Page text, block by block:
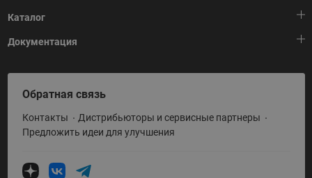
Каталог
Тепловая автоматика
Холодильная техника
Приводная техника
Промышленная автоматика
Теплообменное оборудование
Документация
HeatPlatform (Тепловая платформа)
Полезные программы и инструменты
Условия поставки
Обратная связь
Контакты
Дистрибьюторы и сервисные партнеры
Предложить идеи для улучшения